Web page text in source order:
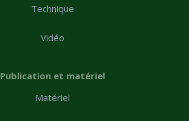
Technique
Vidéo
Publication et matériel
Matériel